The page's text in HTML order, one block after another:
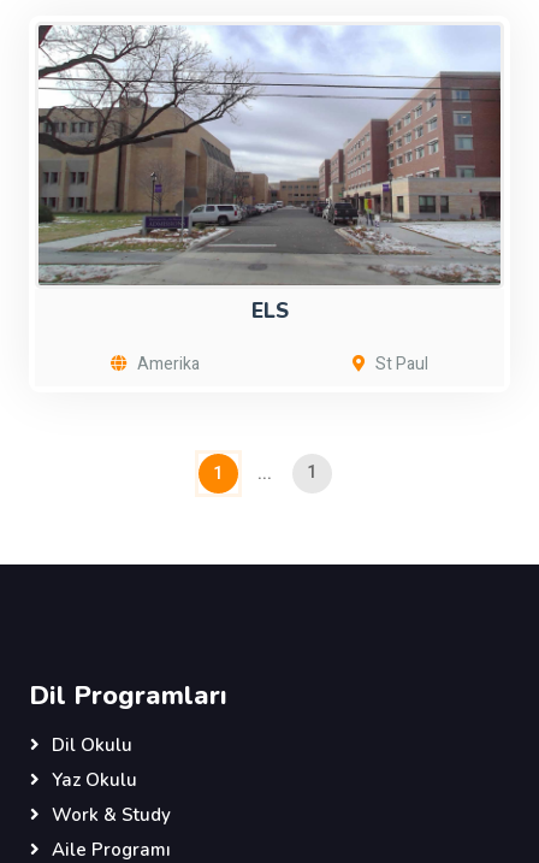
ELS
Amerika St Paul
1 ... 1
Dil Programları
Dil Okulu
Yaz Okulu
Work & Study
Aile Programı